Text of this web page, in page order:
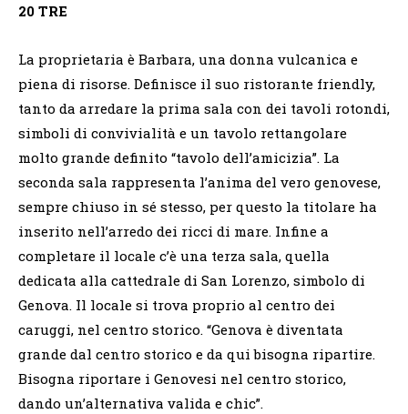
20 TRE
La proprietaria è Barbara, una donna vulcanica e
piena di risorse. Definisce il suo ristorante friendly,
tanto da arredare la prima sala con dei tavoli rotondi,
simboli di convivialità e un tavolo rettangolare
molto grande definito “tavolo dell’amicizia”. La
seconda sala rappresenta l’anima del vero genovese,
sempre chiuso in sé stesso, per questo la titolare ha
inserito nell’arredo dei ricci di mare. Infine a
completare il locale c’è una terza sala, quella
dedicata alla cattedrale di San Lorenzo, simbolo di
Genova. Il locale si trova proprio al centro dei
caruggi, nel centro storico. “Genova è diventata
grande dal centro storico e da qui bisogna ripartire.
Bisogna riportare i Genovesi nel centro storico,
dando un’alternativa valida e chic”.